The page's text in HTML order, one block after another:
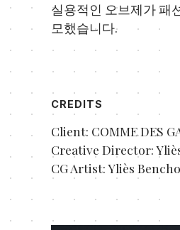
실용적인 오브제가 패
모했습니다.
CREDITS
Client: COMME DES
Creative Director:
CG Artist: Yliès